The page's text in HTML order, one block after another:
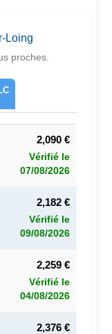
Loing
proches.
2,090 €
Vérifié le
07/08/2026
2,182 €
Vérifié le
09/08/2026
2,259 €
Vérifié le
04/08/2026
2,376 €